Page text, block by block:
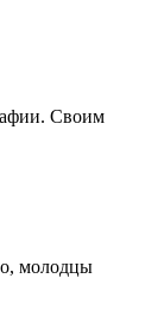
Своим
молодцы